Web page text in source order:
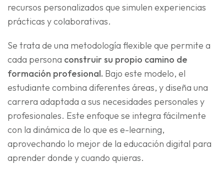
recursos personalizados que simulen experiencias
prácticas y colaborativas.
Se trata de una metodología flexible que permite a
cada persona construir su propio camino de
formación profesional. Bajo este modelo, el
estudiante combina diferentes áreas, y diseña una
carrera adaptada a sus necesidades personales y
profesionales. Este enfoque se integra fácilmente
con la dinámica de lo que es e-learning,
aprovechando lo mejor de la educación digital para
aprender donde y cuando quieras.